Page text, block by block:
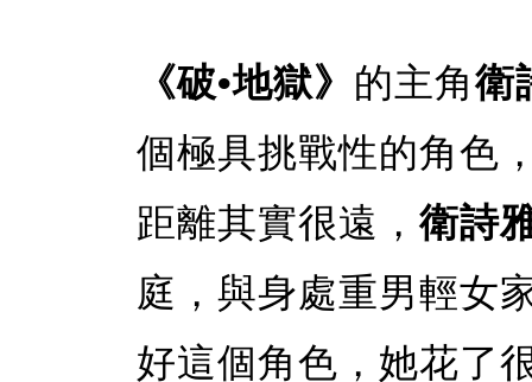
《破•地獄》 的主角衛
個極具挑戰性的角色
距離其實很遠，衛詩
庭，與身處重男輕女
好這個角色，她花了